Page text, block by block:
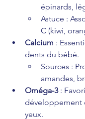
épinards,
Astuce :
C (kiwi,
Calcium :
dents du bébé.
Sources :
amandes,
Oméga-3 :
développement
yeux.